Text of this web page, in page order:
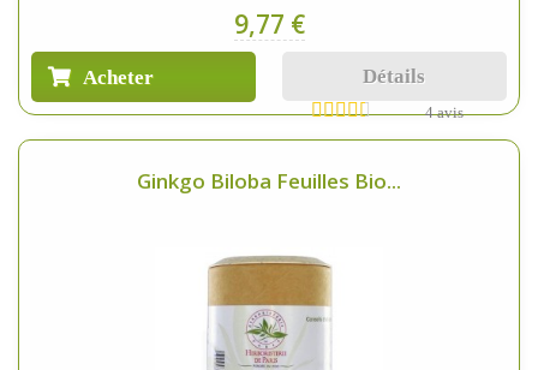
9,77 €
Acheter Détails
4 avis
Ginkgo Biloba Feuilles Bio...